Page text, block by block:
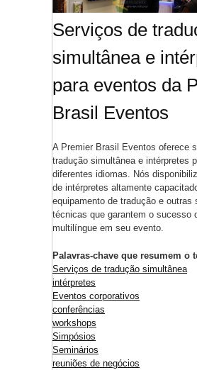
Serviços de
simultânea e
para eventos da
Brasil Eventos
A Premier Brasil Eventos oferece
tradução simultânea e intérpretes
diferentes idiomas. Nós
de intérpretes altamente
equipamento de tradução e outras
técnicas que garantem o sucesso
multilíngue em seu evento.
Palavras-chave que resumem o
Serviços de tradução simultânea
intérpretes
Eventos corporativos
conferências
workshops
Simpósios
Seminários
reuniões de negócios